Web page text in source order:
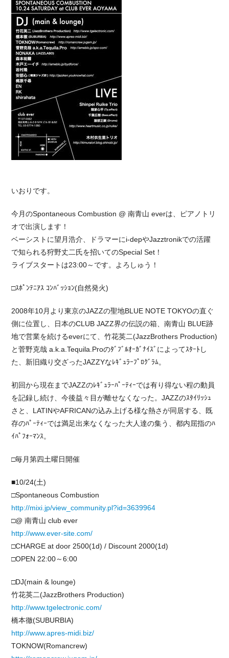
いおりです。
今月のSpontaneous Combustion @ 南青山 everは、ピアノトリ
オで出演します！
ベーシストに望月浩介、ドラマーにi-depやJazztronikでの活躍
で知られる狩野丈二氏を招いてのSpecial Set！
ライブスタートは23:00～です。よろしゅう！
□ｽﾎﾟﾝﾃﾆｱｽ ｺﾝﾊﾞｯｼｮﾝ(自然発火)
2008年10月より東京のJAZZの聖地BLUE NOTE TOKYOの直ぐ
側に位置し、日本のCLUB JAZZ界の伝説の箱、南青山 BLUE跡
地で営業を続けるeverにて、竹花英二(JazzBrothers Production)
と菅野克哉 a.k.a.Tequila.Proのﾀﾞﾌﾞﾙｵｰｶﾞﾅｲｽﾞによってｽﾀｰﾄし
た、新旧織り交ざったJAZZYなﾚｷﾞｭﾗｰﾌﾟﾛｸﾞﾗﾑ。
初回から現在までJAZZのﾚｷﾞｭﾗｰﾊﾟｰﾃｨｰでは有り得ない程の動員
を記録し続け、今後益々目が離せなくなった。JAZZのｽﾀｲﾘｯｼｭ
さと、LATINやAFRICANの込み上げる様な熱さが同居する、既
存のﾊﾟｰﾃｨｰでは満足出来なくなった大人達の集う、都内屈指のﾊ
ｲﾊﾟﾌｫｰﾏﾝｽ。
□毎月第四土曜日開催
■10/24(土)
□Spontaneous Combustion
http://mixi.jp/view_community.pl?id=3639964
□@ 南青山 club ever
http://www.ever-site.com/
□CHARGE at door 2500(1d) / Discount 2000(1d)
□OPEN 22:00～6:00
□DJ(main & lounge)
竹花英二(JazzBrothers Production)
http://www.tgelectronic.com/
橋本徹(SUBURBIA)
http://www.apres-midi.biz/
TOKNOW(Romancrew)